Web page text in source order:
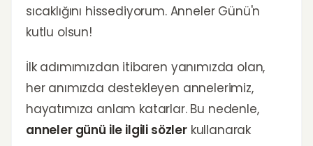
sıcaklığını hissediyorum. Anneler Günü'n
kutlu olsun!
İlk adımımızdan itibaren yanımızda olan,
her anımızda destekleyen annelerimiz,
hayatımıza anlam katarlar. Bu nedenle,
anneler günü ile ilgili sözlerkullanarak